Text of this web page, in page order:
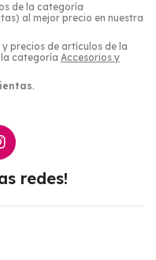
de la categoría
al mejor precio en nuestra
precios de artículos de la
categoría Accesorios y
.
redes!